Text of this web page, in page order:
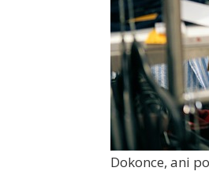
Dokonce, ani